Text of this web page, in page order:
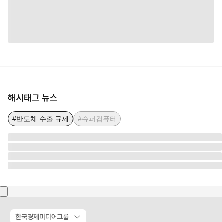
해시태그 뉴스
#반도체 수출 규제 #슈퍼컴퓨터
한국경제미디어그룹